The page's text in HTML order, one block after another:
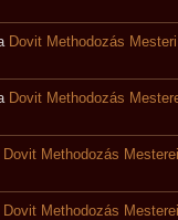
Dovit Methodozás
Dovit Methodozás
Dovit Methodozás
Dovit Methodozás